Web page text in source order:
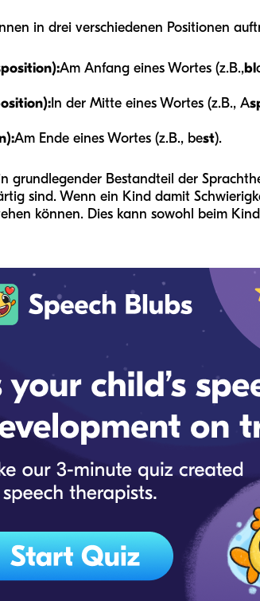
in drei verschiedenen Positionen
Am Anfang eines Wortes (z.B.,bl
In der Mitte eines Wortes (z.B., A
Am Ende eines Wortes (z.B., best).
grundlegender Bestandteil der
sind. Wenn ein Kind damit
können. Dies kann sowohl beim